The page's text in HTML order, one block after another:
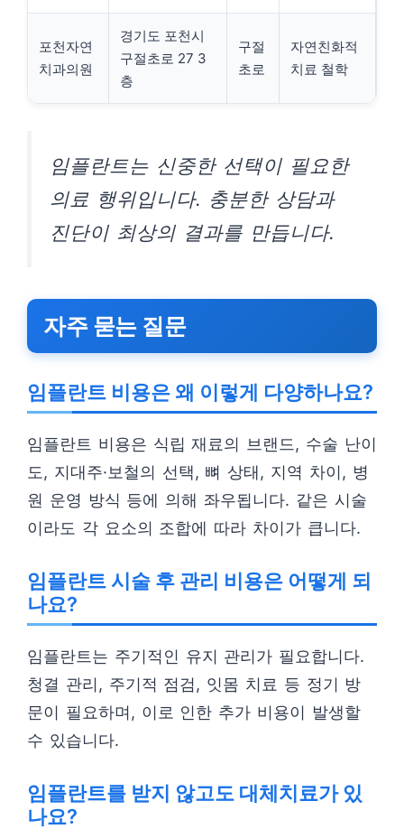
포천자연
치과의원
경기도 포천시
구절초로 27 3
층
구절
초로
자연친화적
치료 철학
임플란트는 신중한 선택이 필요한
의료 행위입니다. 충분한 상담과
진단이 최상의 결과를 만듭니다.
자주 묻는 질문
임플란트 비용은 왜 이렇게 다양하나요?
임플란트 비용은 식립 재료의 브랜드, 수술 난이
도, 지대주·보철의 선택, 뼈 상태, 지역 차이, 병
원 운영 방식 등에 의해 좌우됩니다. 같은 시술
이라도 각 요소의 조합에 따라 차이가 큽니다.
임플란트 시술 후 관리 비용은 어떻게 되
나요?
임플란트는 주기적인 유지 관리가 필요합니다.
청결 관리, 주기적 점검, 잇몸 치료 등 정기 방
문이 필요하며, 이로 인한 추가 비용이 발생할
수 있습니다.
임플란트를 받지 않고도 대체치료가 있
나요?